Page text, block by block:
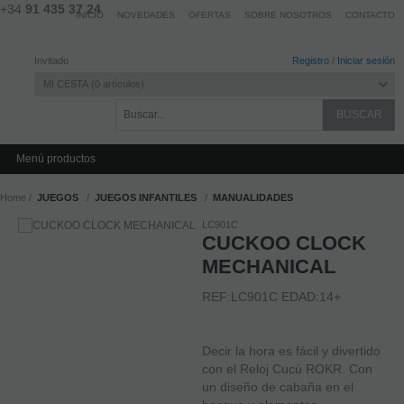
+34 91 435 37 24
Invitado Registro / Iniciar sesión
MI CESTA 0 artículos
INICIO NOVEDADES OFERTAS SOBRE NOSOTROS CONTACTO
Menú productos
Home JUEGOS JUEGOS INFANTILES MANUALIDADES
LC901C
CUCKOO CLOCK
MECHANICAL
REF:LC901C EDAD:14+
Decir la hora es fácil y divertido
con el Reloj Cucú ROKR. Con
un diseño de cabaña en el